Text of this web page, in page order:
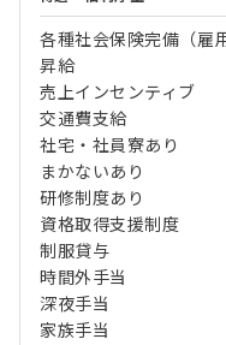
各種社会保険完備（雇
昇給
売上インセンティブ
交通費支給
社宅・社員寮あり
まかないあり
研修制度あり
資格取得支援制度
制服貸与
時間外手当
深夜手当
家族手当